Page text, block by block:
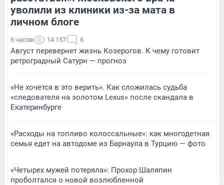
уволили из клиники из-за мата в
личном блоге
6 часов 14 157 6
Август перевернет жизнь Козерогов. К чему готовит
ретроградный Сатурн — прогноз
«Не хочется в это верить». Как сложилась судьба
«следователя на золотом Lexus» после скандала в
Екатеринбурге
«Расходы на топливо колоссальные»: как многодетная
семья едет на автодоме из Барнаула в Турцию — фото
«Четырех мужей потеряла»: Прохор Шаляпин
проболтался о новой возлюбленной